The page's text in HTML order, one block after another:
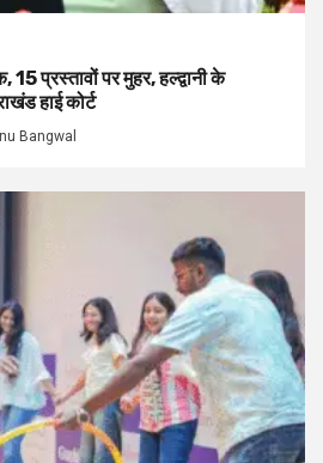
प्रस्तावों पर मुहर, हल्द्वानी के
हाई कोर्ट
Bangwal